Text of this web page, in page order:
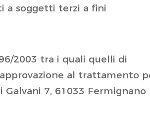
a soggetti terzi a fini
2003 tra i quali quelli di
al trattamento
7, 61033 Fermignano